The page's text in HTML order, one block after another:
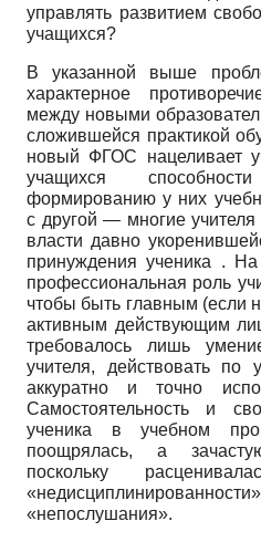
управлять развитием
учащихся?
В указанной выше
характерное
между новыми
сложившейся практикой
новый ФГОС нацеливает
учащихся
формированию у них
с другой — многие
власти давно
принуждения ученика .
профессиональная роль
чтобы быть главным (если
активным действующим
требовалось лишь
учителя, действовать по
аккуратно и точно
Самостоятельность и
ученика в учебном
поощрялась, а
поскольку
«непослушания».